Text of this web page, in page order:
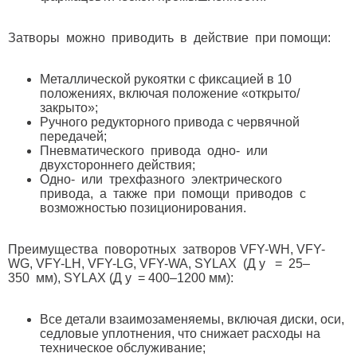
Затворы можно приводить в действие при помощи:
Металлической рукоятки с фиксацией в 10
положениях, включая положение «открыто/
закрыто»;
Ручного редукторного привода с червячной
передачей;
Пневматического привода одно- или
двухстороннего действия;
Одно- или трехфазного электрического
привода, а также при помощи приводов с
возможностью позиционирования.
Преимущества поворотных затворов VFY-WH, VFY-
WG, VFY-LH, VFY-LG, VFY-WA, SYLAX (Д у = 25–
350 мм), SYLAX (Д у = 400–1200 мм):
Все детали взаимозаменяемы, включая диски, оси,
седловые уплотнения, что снижает расходы на
техническое обслуживание;